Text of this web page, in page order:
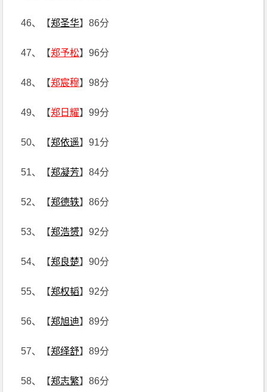
46、【郑圣华】86分
47、【郑予松】96分
48、【郑宸穆】98分
49、【郑日耀】99分
50、【郑依遥】91分
51、【郑凝芳】84分
52、【郑德轶】86分
53、【郑浩赟】92分
54、【郑良楚】90分
55、【郑权韬】92分
56、【郑旭迪】89分
57、【郑绎舒】89分
58、【郑志繁】86分